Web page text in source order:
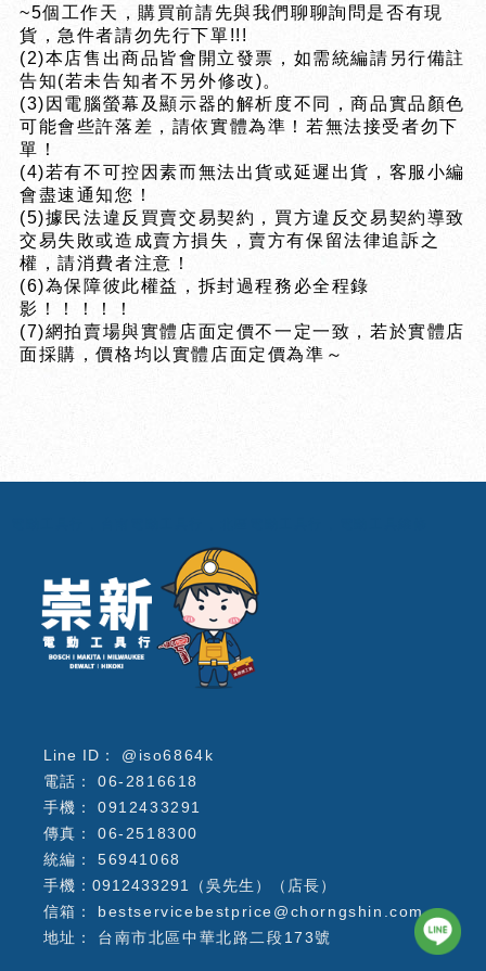
~5個工作天，購買前請先與我們聊聊詢問是否有現
貨，急件者請勿先行下單!!!
(2)本店售出商品皆會開立發票，如需統編請另行備註
告知(若未告知者不另外修改)。
(3)因電腦螢幕及顯示器的解析度不同，商品實品顏色
可能會些許落差，請依實體為準！若無法接受者勿下
單！
(4)若有不可控因素而無法出貨或延遲出貨，客服小編
會盡速通知您！
(5)據民法違反買賣交易契約，買方違反交易契約導致
交易失敗或造成賣方損失，賣方有保留法律追訴之
權，請消費者注意！
(6)為保障彼此權益，拆封過程務必全程錄
影！！！！！
(7)網拍賣場與實體店面定價不一定一致，若於實體店
面採購，價格均以實體店面定價為準～
@iso6864k
06-2816618
0912433291
06-2518300
56941068
手機：0912433291（吳先生）（店長）
bestservicebestprice@chorngshin.com
台南市北區中華北路二段173號